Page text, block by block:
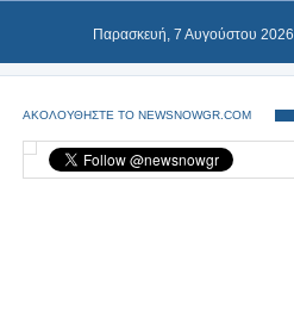
Παρασκευή, 7 Αυγούστου 2026
ΑΚΟΛΟΥΘΗΣΤΕ ΤΟ NEWSNOWGR.COM